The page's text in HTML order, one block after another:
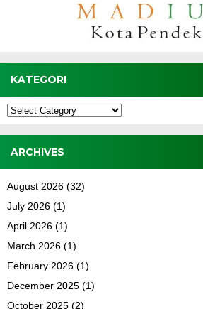
KATEGORI
Kategori
ARCHIVES
August 2026 (32)
July 2026 (1)
April 2026 (1)
March 2026 (1)
February 2026 (1)
December 2025 (1)
October 2025 (2)